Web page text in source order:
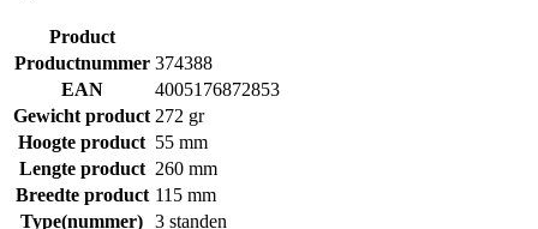
Product
Productnummer 374388
EAN
4005176872853
Gewicht product 272 gr
Hoogte product 55 mm
Lengte product 260 mm
Breedte product 115 mm
Type(nummer) 3 standen